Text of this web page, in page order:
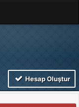
Hesap Oluştur